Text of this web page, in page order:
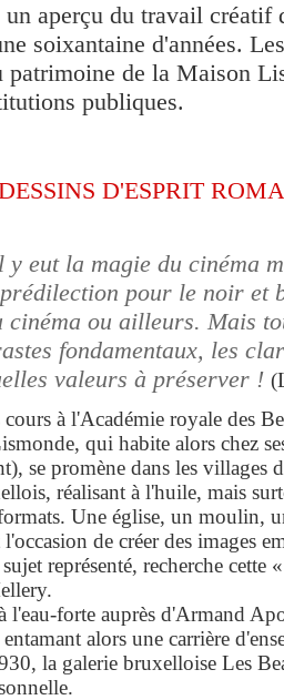
aperçu du travail créatif
soixantaine d'années.
patrimoine de la Maison
publiques.
D'ESPRIT
y eut la magie du cinéma
pour le noir et
ou ailleurs. Mais
fondamentaux, les
valeurs à préserver !
à l'Académie royale des
qui habite alors chez
se promène dans les villages
réalisant à l'huile, mais
Une église, un moulin,
de créer des images
représenté, recherche cette
l'eau-forte auprès d'Armand
alors une carrière
la galerie bruxelloise Les